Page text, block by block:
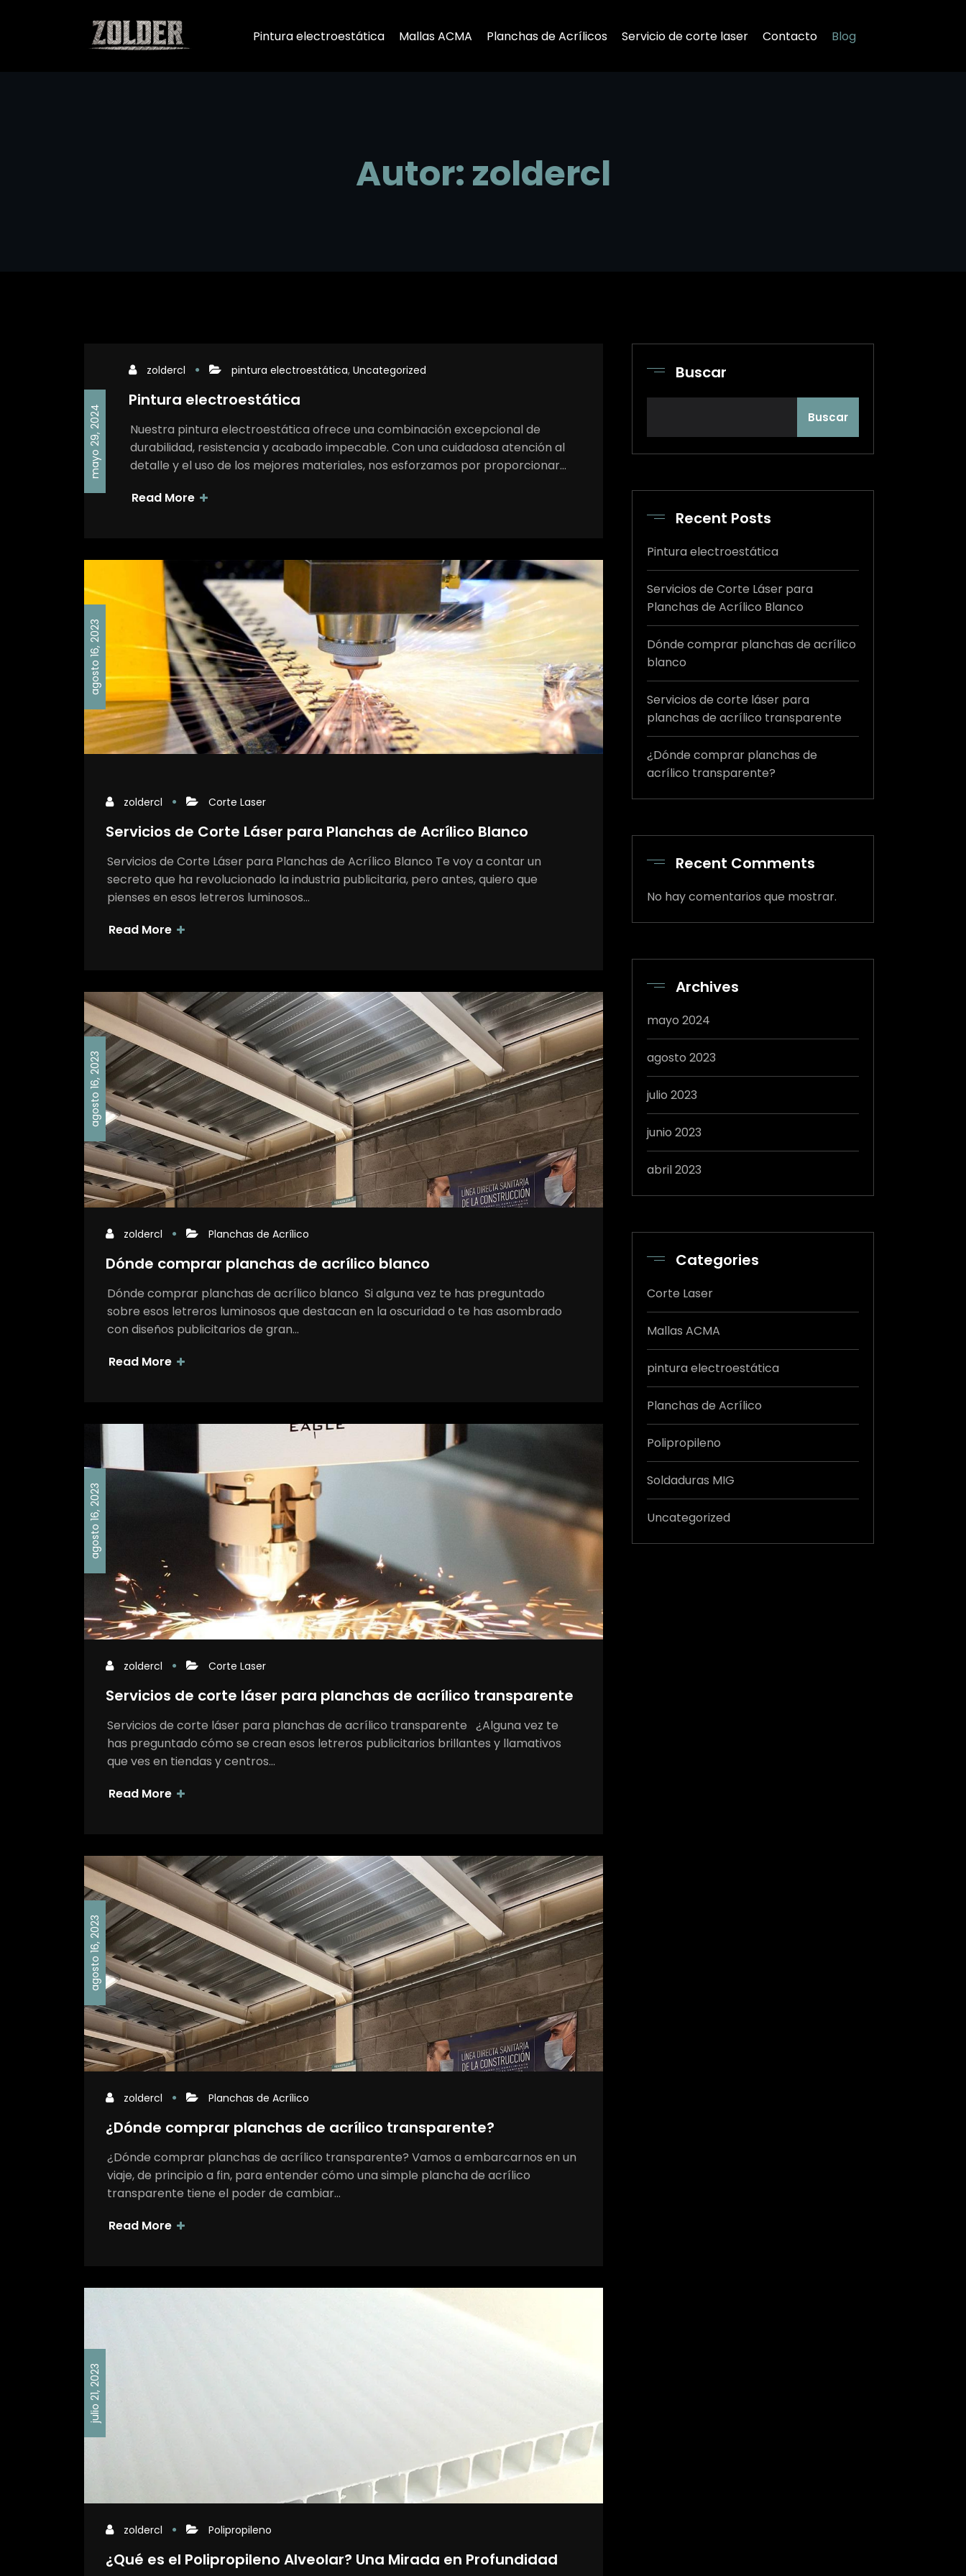
Pintura electroestática Mallas ACMA Planchas de Acrílicos Servicio de corte laser Contacto Blog
Autor:zoldercl
mayo 29, 2024
zoldercl pintura electroestática, Uncategorized
Pintura electroestática
Nuestra pintura electroestática ofrece una combinación excepcional de
durabilidad, resistencia y acabado impecable. Con una cuidadosa atención al
detalle y el uso de los mejores materiales, nos esforzamos por proporcionar…
Read More
agosto 16, 2023
zoldercl Corte Laser
Servicios de Corte Láser para Planchas de Acrílico Blanco
Servicios de Corte Láser para Planchas de Acrílico Blanco Te voy a contar un
secreto que ha revolucionado la industria publicitaria, pero antes, quiero que
pienses en esos letreros luminosos…
Read More
agosto 16, 2023
zoldercl Planchas de Acrílico
Dónde comprar planchas de acrílico blanco
Dónde comprar planchas de acrílico blanco Si alguna vez te has preguntado
sobre esos letreros luminosos que destacan en la oscuridad o te has asombrado
con diseños publicitarios de gran…
Read More
agosto 16, 2023
zoldercl Corte Laser
Servicios de corte láser para planchas de acrílico transparente
Servicios de corte láser para planchas de acrílico transparente ¿Alguna vez te
has preguntado cómo se crean esos letreros publicitarios brillantes y llamativos
que ves en tiendas y centros…
Read More
agosto 16, 2023
zoldercl Planchas de Acrílico
¿Dónde comprar planchas de acrílico transparente?
¿Dónde comprar planchas de acrílico transparente? Vamos a embarcarnos en un
viaje, de principio a fin, para entender cómo una simple plancha de acrílico
transparente tiene el poder de cambiar…
Read More
julio 21, 2023
zoldercl Polipropileno
¿Qué es el Polipropileno Alveolar? Una Mirada en Profundidad
Buscar
Buscar
Recent Posts
Pintura electroestática
Servicios de Corte Láser para
Planchas de Acrílico Blanco
Dónde comprar planchas de acrílico
blanco
Servicios de corte láser para
planchas de acrílico transparente
¿Dónde comprar planchas de
acrílico transparente?
Recent Comments
No hay comentarios que mostrar.
Archives
mayo 2024
agosto 2023
julio 2023
junio 2023
abril 2023
Categories
Corte Laser
Mallas ACMA
pintura electroestática
Planchas de Acrílico
Polipropileno
Soldaduras MIG
Uncategorized